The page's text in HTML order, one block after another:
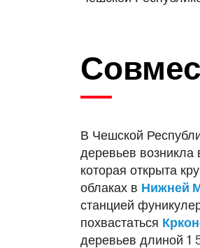
В Чешской
деревьев возникла
которая открыта
облаках в Нижней
станцией
похвастаться
деревьев длиной 1